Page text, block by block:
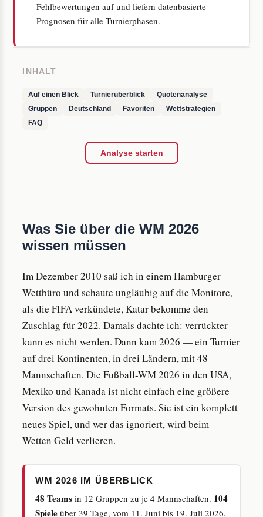
Fehlbewertungen auf und liefern datenbasierte
Prognosen für alle Turnierphasen.
INHALT
Auf einen Blick Turnierüberblick
Quotenanalyse
Gruppen
Deutschland Favoriten
Wettstrategien
FAQ
Analyse starten
Was Sie über die WM 2026
wissen müssen
Im Dezember 2010 saß ich in einem Hamburger
Wettbüro und schaute ungläubig auf die Monitore,
als die FIFA verkündete, Katar bekomme den
Zuschlag für 2022. Damals dachte ich: verrückter
kann es nicht werden. Dann kam 2026 — ein Turnier
auf drei Kontinenten, in drei Ländern, mit 48
Mannschaften. Die Fußball-WM 2026 in den USA,
Mexiko und Kanada ist nicht einfach eine größere
Version des gewohnten Formats. Sie ist ein komplett
neues Spiel, und wer das ignoriert, wird beim
Wetten Geld verlieren.
WM 2026 IM ÜBERBLICK
48 Teams in 12 Gruppen zu je 4 Mannschaften. 104
Spiele über 39 Tage, vom 11. Juni bis 19. Juli 2026.